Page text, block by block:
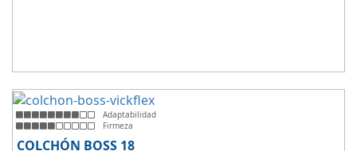
Adaptabilidad
Firmeza
COLCHÓN BOSS 18